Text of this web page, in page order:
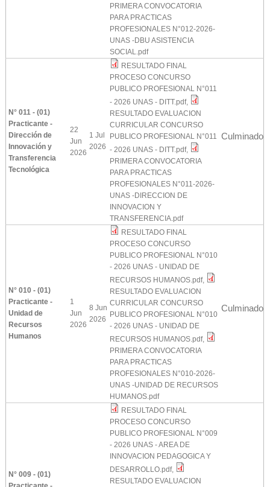
PRIMERA CONVOCATORIA
PARA PRACTICAS
PROFESIONALES N°012-2026-
UNAS -DBU ASISTENCIA
SOCIAL.pdf
N° 011 - (01)
Practicante -
Dirección de
Innovación y
Transferencia
Tecnológica
22
Jun
2026
1 Jul
2026
RESULTADO FINAL
PROCESO CONCURSO
PUBLICO PROFESIONAL N°011
- 2026 UNAS - DITT.pdf,
RESULTADO EVALUACION
CURRICULAR CONCURSO
PUBLICO PROFESIONAL N°011
- 2026 UNAS - DITT.pdf,
PRIMERA CONVOCATORIA
PARA PRACTICAS
PROFESIONALES N°011-2026-
UNAS -DIRECCION DE
INNOVACION Y
TRANSFERENCIA.pdf
Culminado
N° 010 - (01)
Practicante -
Unidad de
Recursos
Humanos
1
Jun
2026
8 Jun
2026
RESULTADO FINAL
PROCESO CONCURSO
PUBLICO PROFESIONAL N°010
- 2026 UNAS - UNIDAD DE
RECURSOS HUMANOS.pdf,
RESULTADO EVALUACION
CURRICULAR CONCURSO
PUBLICO PROFESIONAL N°010
- 2026 UNAS - UNIDAD DE
RECURSOS HUMANOS.pdf,
PRIMERA CONVOCATORIA
PARA PRACTICAS
PROFESIONALES N°010-2026-
UNAS -UNIDAD DE RECURSOS
HUMANOS.pdf
Culminado
N° 009 - (01)
RESULTADO FINAL
PROCESO CONCURSO
PUBLICO PROFESIONAL N°009
- 2026 UNAS - AREA DE
INNOVACION PEDAGOGICA Y
DESARROLLO.pdf,
RESULTADO EVALUACION